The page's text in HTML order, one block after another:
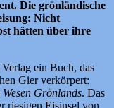
Die grönländische
Nicht
hätten über ihre
ein Buch, das
Gier verkörpert:
Grönlands. Das